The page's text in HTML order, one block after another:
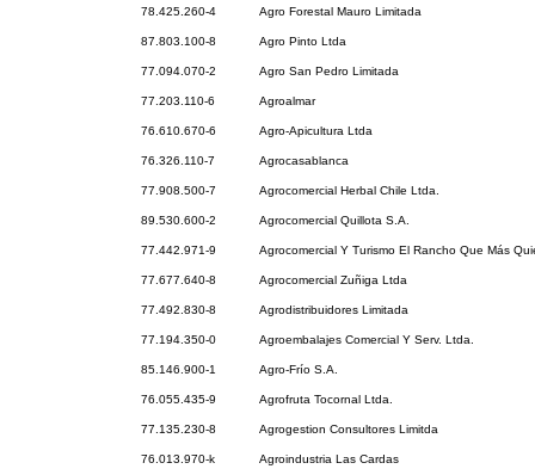
78.425.260-4 Agro Forestal Mauro Limitada
87.803.100-8 Agro Pinto Ltda
77.094.070-2 Agro San Pedro Limitada
77.203.110-6 Agroalmar
76.610.670-6 Agro-Apicultura Ltda
76.326.110-7 Agrocasablanca
77.908.500-7 Agrocomercial Herbal Chile Ltda.
89.530.600-2 Agrocomercial Quillota S.A.
77.442.971-9 Agrocomercial Y Turismo El Rancho Que Más
77.677.640-8 Agrocomercial Zuñiga Ltda
77.492.830-8 Agrodistribuidores Limitada
77.194.350-0 Agroembalajes Comercial Y Serv. Ltda.
85.146.900-1 Agro-Frío S.A.
76.055.435-9 Agrofruta Tocornal Ltda.
77.135.230-8 Agrogestion Consultores Limitda
76.013.970-k Agroindustria Las Cardas